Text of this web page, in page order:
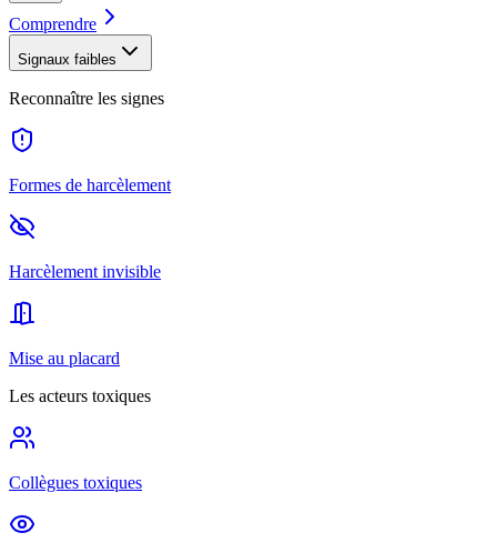
Comprendre
Signaux faibles
Reconnaître les signes
Formes de harcèlement
Harcèlement invisible
Mise au placard
Les acteurs toxiques
Collègues toxiques